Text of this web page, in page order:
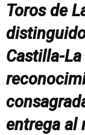
Toros de
Castilla-
entrega al